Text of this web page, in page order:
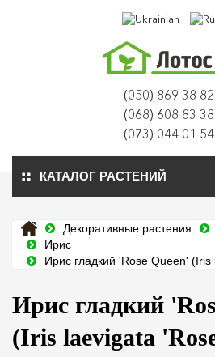
(050) 869 38 82
(068) 608 83 38
(073) 044 01 54
КАТАЛОГ РАСТЕНИЙ
Декоративные растения
Ирис
Ирис гладкий 'Rose Queen'
Ирис гладкий
(Iris laevigata